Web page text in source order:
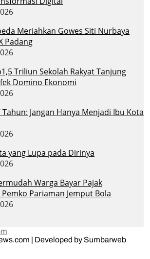
Meriahkan Gowes Siti Nurbaya
Padang
Triliun Sekolah Rakyat Tanjung
Domino Ekonomi
Tahun: Jangan Hanya Menjadi Ibu Kota
yang Lupa pada Dirinya
Warga Bayar Pajak
Pariaman Jemput Bola
| Developed by Sumbarweb